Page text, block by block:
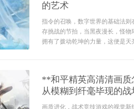
的艺术
指令的召唤，数字世界的基础法
存挑战的节拍，当黑夜漫长，怪
拥有了拨动乾坤的力量，这便是天
**和平精英高清清画
从模糊到纤毫毕现的
画质进化，战术竞技游戏的视觉